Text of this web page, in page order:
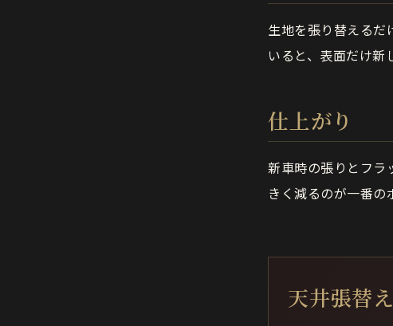
生地を張り替えるだ
いると、表面だけ新
仕上がり
新車時の張りとフラ
きく減るのが一番の
天井張替